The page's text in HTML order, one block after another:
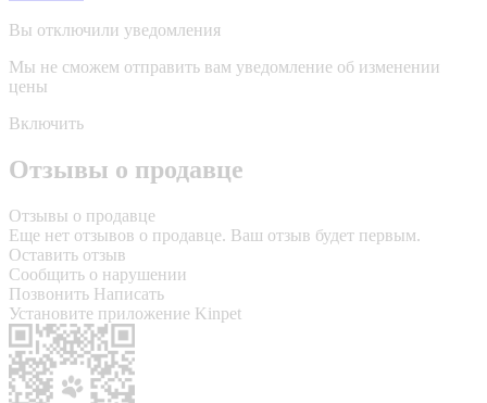
Вы отключили уведомления
Мы не сможем отправить вам уведомление об изменении
цены
Включить
Отзывы о продавце
Отзывы о продавце
Еще нет отзывов о продавце. Ваш отзыв будет первым.
Оставить отзыв
Сообщить о нарушении
Позвонить Написать
Установите приложение Kinpet